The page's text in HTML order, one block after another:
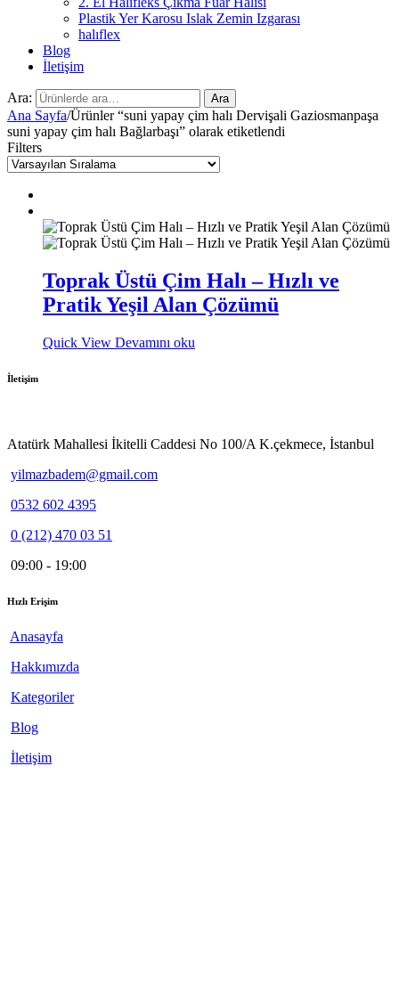
Plastik Yer Karosu Islak Zemin Izgarası
halıflex
Blog
İletişim
Ara: Ara
Ana Sayfa/Ürünler “suni yapay çim halı Dervişali Gaziosmanpaşa
suni yapay çim halı Bağlarbaşı” olarak etiketlendi
Filters
Toprak Üstü Çim Halı – Hızlı ve
Pratik Yeşil Alan Çözümü
Quick View Devamını oku
İletişim
Atatürk Mahallesi İkitelli Caddesi No 100/A K.çekmece, İstanbul
yilmazbadem@gmail.com
0532 602 4395
0 (212) 470 03 51
09:00 - 19:00
Hızlı Erişim
Anasayfa
Hakkımızda
Kategoriler
Blog
İletişim